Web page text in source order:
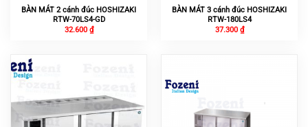
BÀN MÁT 2 cánh đúc HOSHIZAKI
RTW-70LS4-GD
32.600 ₫
BÀN MÁT 3 cánh đúc HOSHIZAKI
RTW-180LS4
37.300 ₫